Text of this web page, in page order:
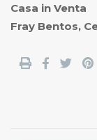
Casa in Venta
Fray Bentos,